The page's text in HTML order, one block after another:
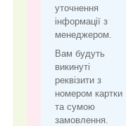
уточнення
інформації з
менеджером.
Вам будуть
викинуті
реквізити з
номером картки
та сумою
замовлення.